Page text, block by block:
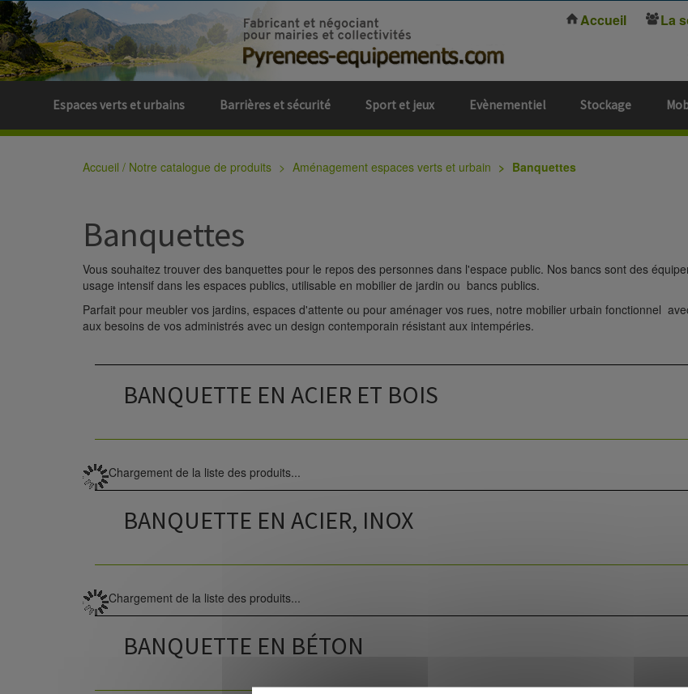
Espaces verts et urbains Barrières et sécurité Sport et jeux Evènementiel Stockage
Accueil La
Accueil / Notre catalogue de produits Aménagement espaces verts et urbain Banquettes
Banquettes
Vous souhaitez trouver des banquettes pour le repos des personnes dans l'espace public. Nos bancs sont des
usage intensif dans les espaces publics, utilisable en mobilier de jardin ou bancs publics.
Parfait pour meubler vos jardins, espaces d'attente ou pour aménager vos rues, notre mobilier urbain fonctionnel
aux besoins de vos administrés avec un design contemporain résistant aux intempéries.
BANQUETTE EN ACIER ET BOIS
Chargement de la liste des produits...
BANQUETTE EN ACIER, INOX
Chargement de la liste des produits...
BANQUETTE EN BÉTON